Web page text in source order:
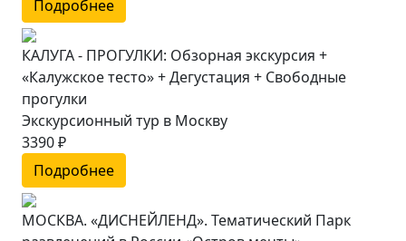
Подробнее
КАЛУГА - ПРОГУЛКИ: Обзорная экскурсия +
«Калужское тесто» + Дегустация + Свободные
прогулки
Экскурсионный тур в Москву
3390 ₽
Подробнее
МОСКВА. «ДИСНЕЙЛЕНД». Тематический Парк